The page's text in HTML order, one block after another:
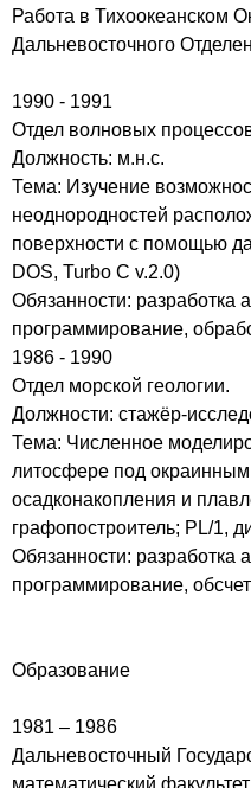
Работа в Тихоокеанском
Дальневосточного
1990 - 1991
Отдел волновых
Должность: м.н.с.
Тема: Изучение
неоднородностей
поверхности с помощью
DOS, Turbo C v.2.0)
Обязанности: разработка
программирование,
1986 - 1990
Отдел морской геологии.
Должности: стажёр-
Тема: Численное
литосфере под
осадконакопления и
графопостроитель; PL/1,
Обязанности: разработка
программирование,
Образование
1981 – 1986
Дальневосточный
математический